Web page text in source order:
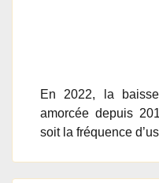
En 2022, la
amorcée depuis
soit la fréquence